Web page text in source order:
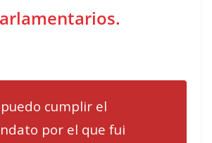
cumplir el
por el que fui